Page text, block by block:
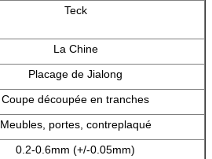
Teck
La Chine
Placage de Jialong
Coupe découpée en tranches
Meubles, portes, contreplaqué
0.2-0.6mm (+/-0.05mm)